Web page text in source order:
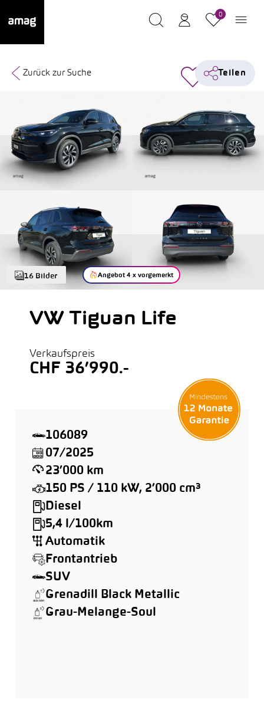
0
16 Bilder Angebot 4 x vorgemerkt
Zurück zur Suche Teilen
VW Tiguan Life
Verkaufspreis
CHF 36’990.-
106089
07/2025
23’000 km
150 PS / 110 kW, 2’000 cm³
Diesel
5,4 l/100km
Automatik
Frontantrieb
SUV
Grenadill Black Metallic
Grau-Melange-Soul